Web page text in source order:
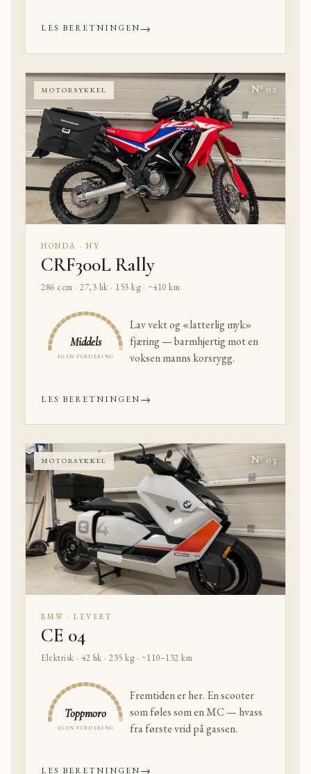
LES BERETNINGEN→
MOTORSYKKEL Nº 02
HONDA · NY
CRF300L Rally
286 ccm · 27,3 hk · 153 kg · ~410 km
Middels
EGEN VURDERING
Lav vekt og «latterlig myk»
fjæring — barmhjertig mot en
voksen manns korsrygg.
LES BERETNINGEN→
MOTORSYKKEL Nº 03
BMW · LEVERT
CE 04
Elektrisk · 42 hk · 235 kg · ~110–132 km
Toppmoro
EGEN VURDERING
Fremtiden er her. En scooter
som føles som en MC — hvass
fra første vrid på gassen.
LES BERETNINGEN→